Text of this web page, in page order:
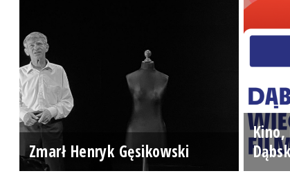
Zmarł Henryk Gęsikowski
Kino,